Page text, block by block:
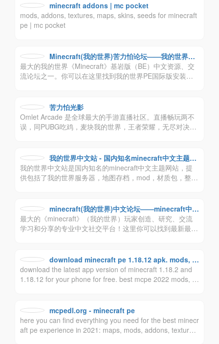
minecraft addons | mc pocket
mods, addons, textures, maps, skins, seeds for minecraft
pe | mc pocket
Minecraft(我的世界)苦力怕论坛——我的世界基
岩版，我的世界资源网，我的世界玩家论坛，我
的世界下载站，我的世界手机版
最大的我的世界《Minecraft》基岩版（BE）中文资源、交
流论坛之一。你可以在这里找到我的世界PE国际版安装
我的世界游戏经验。各路大神集聚一坛，在这里你可以解决
绝大多数问题。
苦力怕光影
Omlet Arcade 是全球最大的手游直播社区。直播畅玩两不
误，同PUBG吃鸡，麦块我的世界，王者荣耀，无尽对决和
我的世界中文站 - 国内知名minecraft中文主题网
站
我的世界中文站是国内知名的minecraft中文主题网站，提
供包括了我的世界服务器，地图存档，mod，材质包，整合
minecraft(我的世界)中文论坛——minecraft中文
站,我的世界中文论坛,我的世界论坛 -
最大的《minecraft》（我的世界）玩家创造、研究、交流
学习和分享的专业中文社交平台！这里你可以找到最新最好
我的世界怎么玩？在这里你可以找到各路高手分享的游戏心
得与教程。
download minecraft pe 1.18.12 apk. mods, m
aps, textures for mcpe
download the latest app version of minecraft 1.18.2 and
1.18.12 for your phone for free. best mcpe 2022 mods, a
mcpedl.org - minecraft pe
here you can find everything you need for the best minecr
aft pe experience in 2021: maps, mods, addons, texture p